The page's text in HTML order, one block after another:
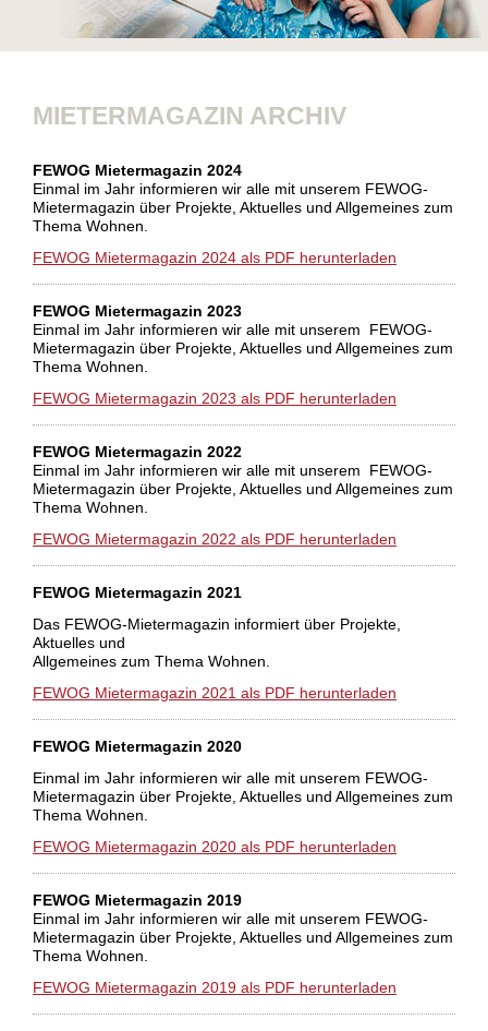
MIETERMAGAZIN ARCHIV
FEWOG Mietermagazin 2024
Einmal im Jahr informieren wir alle mit unserem FEWOG-
Mietermagazin über Projekte, Aktuelles und Allgemeines zum
Thema Wohnen.
FEWOG Mietermagazin 2024 als PDF herunterladen
FEWOG Mietermagazin 2023
Einmal im Jahr informieren wir alle mit unserem FEWOG-
Mietermagazin über Projekte, Aktuelles und Allgemeines zum
Thema Wohnen.
FEWOG Mietermagazin 2023 als PDF herunterladen
FEWOG Mietermagazin 2022
Einmal im Jahr informieren wir alle mit unserem FEWOG-
Mietermagazin über Projekte, Aktuelles und Allgemeines zum
Thema Wohnen.
FEWOG Mietermagazin 2022 als PDF herunterladen
FEWOG Mietermagazin 2021
Das FEWOG-Mietermagazin informiert über Projekte,
Aktuelles und
Allgemeines zum Thema Wohnen.
FEWOG Mietermagazin 2021 als PDF herunterladen
FEWOG Mietermagazin 2020
Einmal im Jahr informieren wir alle mit unserem FEWOG-
Mietermagazin über Projekte, Aktuelles und Allgemeines zum
Thema Wohnen.
FEWOG Mietermagazin 2020 als PDF herunterladen
FEWOG Mietermagazin 2019
Einmal im Jahr informieren wir alle mit unserem FEWOG-
Mietermagazin über Projekte, Aktuelles und Allgemeines zum
Thema Wohnen.
FEWOG Mietermagazin 2019 als PDF herunterladen